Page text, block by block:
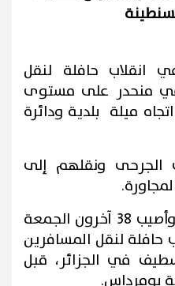
انقلاب حافلة لنقل
منحدر على مستوى
الطريق الوطني رقم 79 اتجاه ميلة بلدية ودائرة
الجرحى ونقلهم إلى
يذكر أنه توفي 11 شخصًا وأصيب 38 آخرون الجمعة
حافلة لنقل المسافرين
في الجزائر، قبل
بومرداس.